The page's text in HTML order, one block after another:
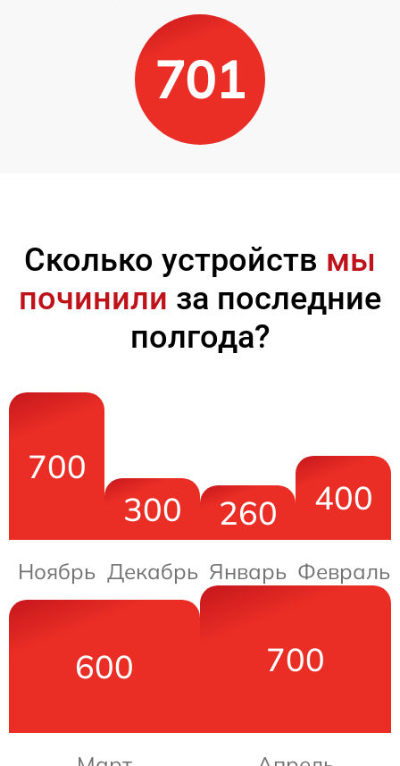
701
Сколько устройств мы
починили за последние
полгода?
700
Ноябрь
300
Декабрь
260
Январь
400
Февраль
600 700